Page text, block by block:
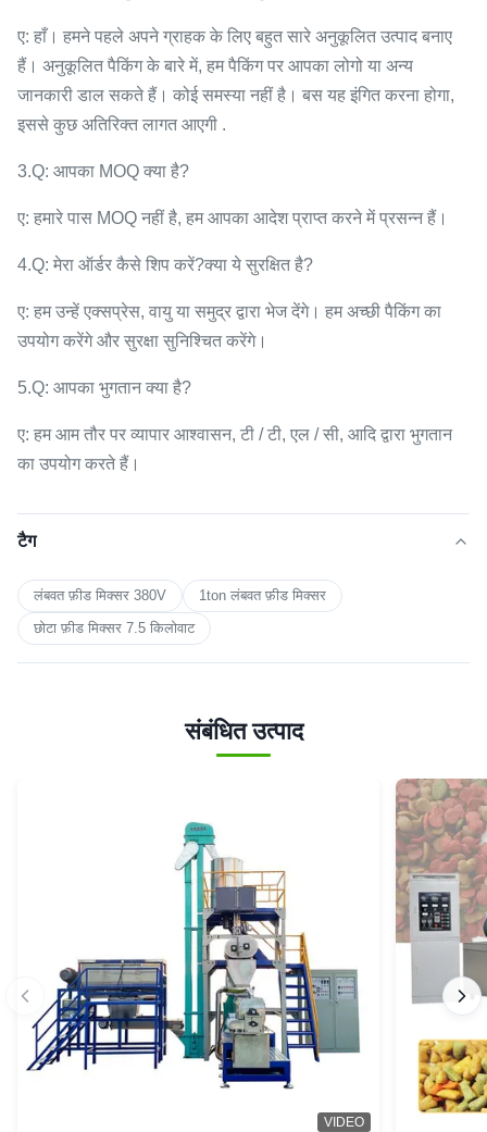
ए: हाँ। हमने पहले अपने ग्राहक के लिए बहुत सारे अनुकूलित उत्पाद बनाए
हैं। अनुकूलित पैकिंग के बारे में, हम पैकिंग पर आपका लोगो या अन्य
जानकारी डाल सकते हैं। कोई समस्या नहीं है। बस यह इंगित करना होगा,
इससे कुछ अतिरिक्त लागत आएगी .
3.Q: आपका MOQ क्या है?
ए: हमारे पास MOQ नहीं है, हम आपका आदेश प्राप्त करने में प्रसन्न हैं।
4.Q: मेरा ऑर्डर कैसे शिप करें?क्या ये सुरक्षित है?
ए: हम उन्हें एक्सप्रेस, वायु या समुद्र द्वारा भेज देंगे। हम अच्छी पैकिंग का
उपयोग करेंगे और सुरक्षा सुनिश्चित करेंगे।
5.Q: आपका भुगतान क्या है?
ए: हम आम तौर पर व्यापार आश्वासन, टी / टी, एल / सी, आदि द्वारा भुगतान
का उपयोग करते हैं।
टैग
लंबवत फ़ीड मिक्सर 380V
1ton लंबवत फ़ीड मिक्सर
छोटा फ़ीड मिक्सर 7.5 किलोवाट
संबंधित उत्पाद
VIDEO